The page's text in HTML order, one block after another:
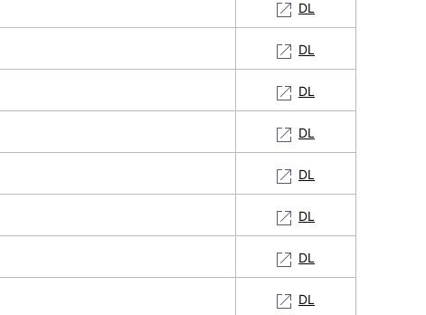
DL
DL
DL
DL
DL
DL
DL
DL